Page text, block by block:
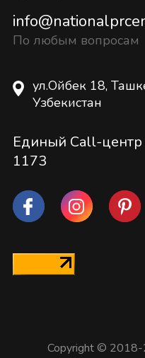
По любым вопросам
ул.Ойбек 18,
Узбекистан
Единый Call-центр
1173
Copyright ©